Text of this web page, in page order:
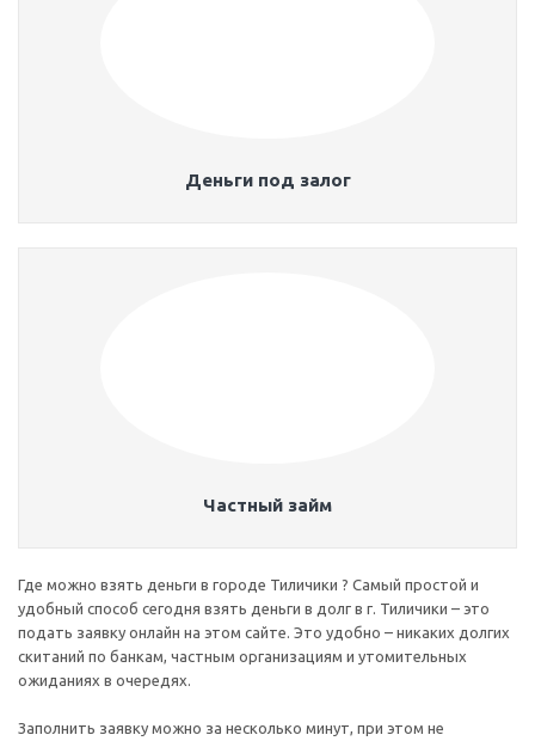
Деньги под залог
Частный займ
Где можно взять деньги в городе Тиличики ? Самый простой и
удобный способ сегодня взять деньги в долг в г. Тиличики – это
подать заявку онлайн на этом сайте. Это удобно – никаких долгих
скитаний по банкам, частным организациям и утомительных
ожиданиях в очередях.
Заполнить заявку можно за несколько минут, при этом не